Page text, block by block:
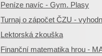
Peníze navíc - Gym. Plasy
Turnaj o zápočet ČZU -
Lektorská zkouška
Finanční matematika hrou -